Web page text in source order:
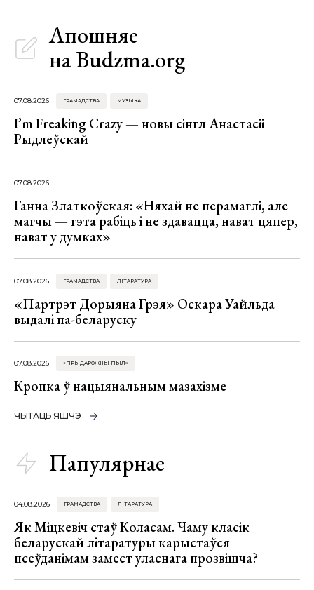
Апошняе
на Budzma.org
07.08.2026 ГРАМАДСТВА МУЗЫКА
I’m Freaking Crazy — новы сінгл Анастасіі
Рыдлеўскай
07.08.2026
Ганна Златкоўская: «Няхай не перамаглі, але
магчы — гэта рабіць і не здавацца, нават цяпер,
нават у думках»
07.08.2026 ГРАМАДСТВА ЛІТАРАТУРА
«Партрэт Дорыяна Грэя» Оскара Уайльда
выдалі па-беларуску
07.08.2026 «ПРЫДАРОЖНЫ ПЫЛ»
Кропка ў нацыянальным мазахізме
ЧЫТАЦЬ ЯШЧЭ
Папулярнае
04.08.2026 ГРАМАДСТВА ЛІТАРАТУРА
Як Міцкевіч стаў Коласам. Чаму класік
беларускай літаратуры карыстаўся
псеўданімам замест уласнага прозвішча?